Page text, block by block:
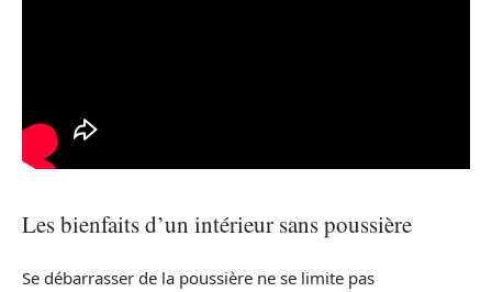
Les bienfaits d’un intérieur sans poussière
Se débarrasser de la poussière ne se limite pas